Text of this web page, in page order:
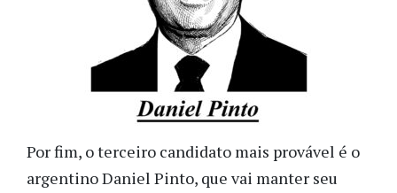
Por fim, o terceiro candidato mais provável é o
argentino Daniel Pinto, que vai manter seu